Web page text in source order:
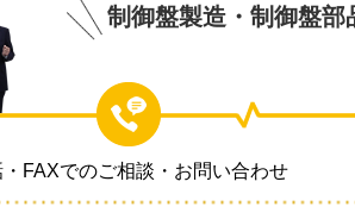
制御盤製造・制御盤
・FAXでのご相談・お問い合わせ